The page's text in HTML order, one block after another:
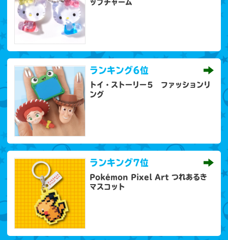
ップチャーム
ランキング6位
トイ・ストーリー５ ファッションリ
ング
ランキング7位
Pokémon Pixel Art つれあるき
マスコット